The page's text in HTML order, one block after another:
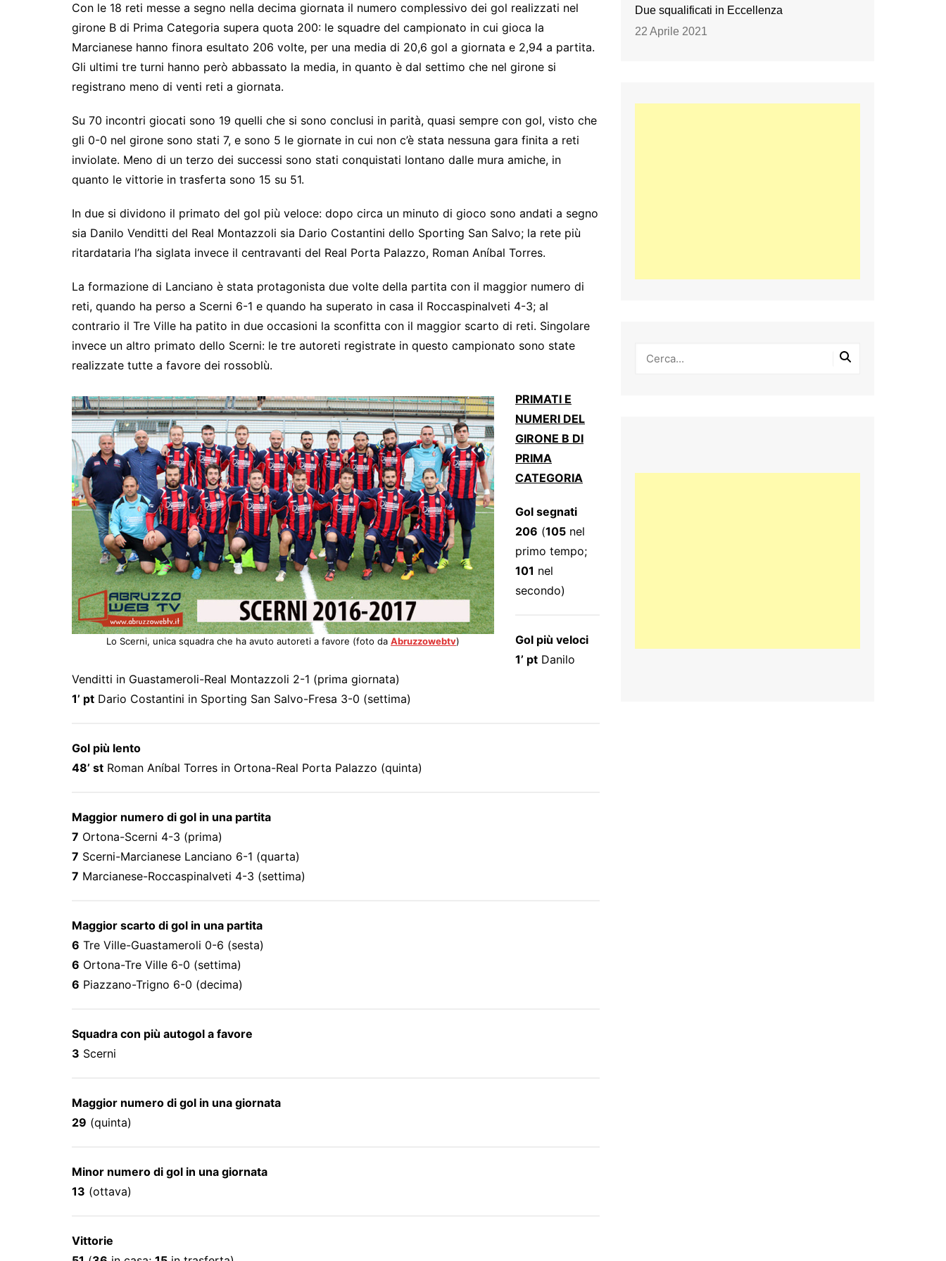
c
e
b
o
k
itt
er
s
s
e
n
er
at
s
A
p
e
gr
a
m
y
p
e
ar
e
Con le 18 reti messe a segno nella decima giornata il numero complessivo dei gol realizzati nel
girone B di Prima Categoria supera quota 200: le squadre del campionato in cui gioca la
Marcianese hanno finora esultato 206 volte, per una media di 20,6 gol a giornata e 2,94 a partita.
Gli ultimi tre turni hanno però abbassato la media, in quanto è dal settimo che nel girone si
registrano meno di venti reti a giornata.
Su 70 incontri giocati sono 19 quelli che si sono conclusi in parità, quasi sempre con gol, visto che
gli 0-0 nel girone sono stati 7, e sono 5 le giornate in cui non c’è stata nessuna gara finita a reti
inviolate. Meno di un terzo dei successi sono stati conquistati lontano dalle mura amiche, in
quanto le vittorie in trasferta sono 15 su 51.
In due si dividono il primato del gol più veloce: dopo circa un minuto di gioco sono andati a segno
sia Danilo Venditti del Real Montazzoli sia Dario Costantini dello Sporting San Salvo; la rete più
ritardataria l’ha siglata invece il centravanti del Real Porta Palazzo, Roman Aníbal Torres.
La formazione di Lanciano è stata protagonista due volte della partita con il maggior numero di
reti, quando ha perso a Scerni 6-1 e quando ha superato in casa il Roccaspinalveti 4-3; al
contrario il Tre Ville ha patito in due occasioni la sconfitta con il maggior scarto di reti. Singolare
invece un altro primato dello Scerni: le tre autoreti registrate in questo campionato sono state
realizzate tutte a favore dei rossoblù.
Lo Scerni, unica squadra che ha avuto autoreti a favore (foto da Abruzzowebtv)
PRIMATI E
NUMERI DEL
GIRONE B DI
PRIMA
CATEGORIA
Gol segnati
206 (105 nel
primo tempo;
101 nel
secondo)
Gol più veloci
1’ pt Danilo
Venditti in Guastameroli-Real Montazzoli 2-1 (prima giornata)
1’ pt Dario Costantini in Sporting San Salvo-Fresa 3-0 (settima)
Gol più lento
48’ st Roman Aníbal Torres in Ortona-Real Porta Palazzo (quinta)
Maggior numero di gol in una partita
7 Ortona-Scerni 4-3 (prima)
7 Scerni-Marcianese Lanciano 6-1 (quarta)
7 Marcianese-Roccaspinalveti 4-3 (settima)
Maggior scarto di gol in una partita
6 Tre Ville-Guastameroli 0-6 (sesta)
6 Ortona-Tre Ville 6-0 (settima)
6 Piazzano-Trigno 6-0 (decima)
Squadra con più autogol a favore
3 Scerni
Maggior numero di gol in una giornata
29 (quinta)
Minor numero di gol in una giornata
13 (ottava)
Vittorie
Due squalificati in Eccellenza
22 Aprile 2021